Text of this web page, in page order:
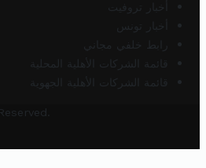
أخبار تروفيت
أخبار تونس
رابط خلفي مجاني
قائمة الشركات الأهلية المحلية
قائمة الشركات الأهلية الجهوية